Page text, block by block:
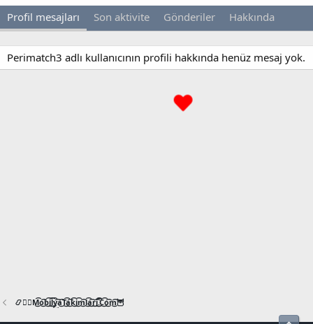
Profil mesajları Son aktivite Gönderiler Hakkında
Perimatch3 adlı kullanıcının profili hakkında henüz mesaj yok.
📿🧙‍♂️M͜͡o͜͡b͜͡i͜͡l͜͡y͜͡a͜͡T͜͡a͜͡k͜͡i͜͡m͜͡l͜͡a͜͡r͜͡i͜͡.͜͡C͜͡o͜͡m͜͡🦉